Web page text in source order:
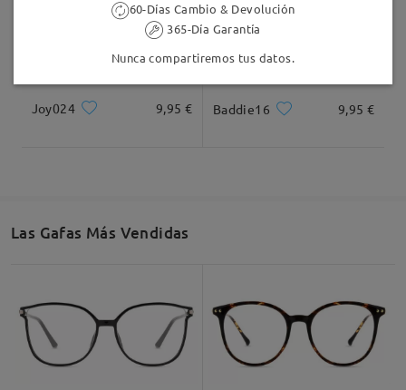
Joy024 9,95 € Baddie16 9,95 €
Las Gafas Más Vendidas
60-Días Cambio & Devolución
365-Día Garantía
Nunca compartiremos tus datos.